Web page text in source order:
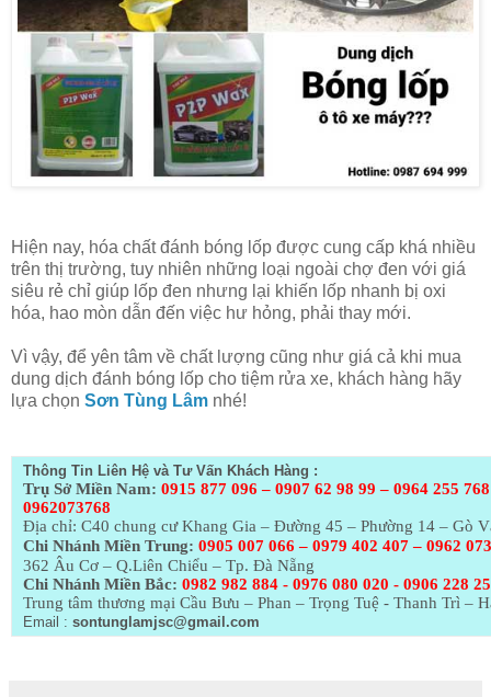
Hiện nay, hóa chất đánh bóng lốp được cung cấp khá nhiều
trên thị trường, tuy nhiên những loại ngoài chợ đen với giá
siêu rẻ chỉ giúp lốp đen nhưng lại khiến lốp nhanh bị oxi
hóa, hao mòn dẫn đến việc hư hỏng, phải thay mới.
Vì vậy, để yên tâm về chất lượng cũng như giá cả khi mua
dung dịch đánh bóng lốp cho tiệm rửa xe, khách hàng hãy
lựa chọn Sơn Tùng Lâm nhé!
Thông Tin Liên Hệ và Tư Vấn Khách Hàng :
Trụ Sở Miền Nam: 0915 877 096 – 0907 62 98 99 – 0964 255
0962073768
Địa chỉ: C40 chung cư Khang Gia – Đường 45 – Phường 14 – Gò
Chi Nhánh Miền Trung: 0905 007 066 – 0979 402 407 – 0962 073
362 Âu Cơ – Q.Liên Chiểu – Tp. Đà Nẵng
Chi Nhánh Miền Bắc: 0982 982 884 - 0976 080 020 - 0906 228
Trung tâm thương mại Cầu Bưu – Phan – Trọng Tuệ - Thanh Trì –
Email : sontunglamjsc@gmail.com